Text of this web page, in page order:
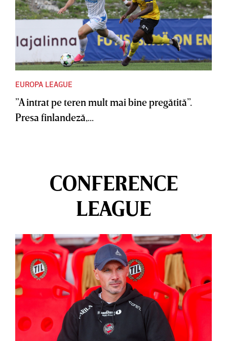
EUROPA LEAGUE
”A intrat pe teren mult mai bine pregătită”.
Presa finlandeză,...
CONFERENCE
LEAGUE